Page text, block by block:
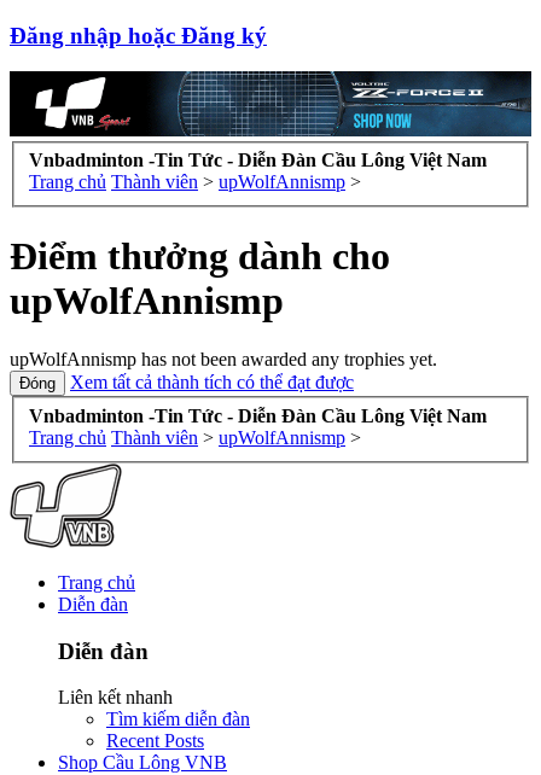
Đăng nhập hoặc Đăng ký
Vnbadminton -Tin Tức - Diễn Đàn Cầu Lông Việt Nam
Trang chủ Thành viên > upWolfAnnismp >
Điểm thưởng dành cho
upWolfAnnismp
upWolfAnnismp has not been awarded any trophies yet.
Xem tất cả thành tích có thể đạt được
Vnbadminton -Tin Tức - Diễn Đàn Cầu Lông Việt Nam
Trang chủ Thành viên > upWolfAnnismp >
Trang chủ
Diễn đàn
Diễn đàn
Liên kết nhanh
Tìm kiếm diễn đàn
Recent Posts
Shop Cầu Lông VNB